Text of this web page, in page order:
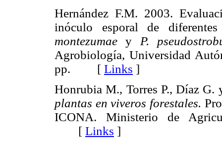
Hernández F.M. 2003.
inóculo esporal de
montezumae y P.
Agrobiología, Universidad
pp. [ Links ]
Honrubia M., Torres P., Díaz
plantas en viveros forestales.
ICONA. Ministerio de
[ Links ]